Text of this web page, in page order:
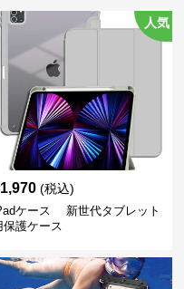
人気
1,970 (税込)
ケース 新世代タブレット
保護ケース